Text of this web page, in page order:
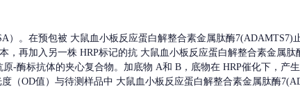
）。在预包被 大鼠血小板反应蛋白解整合素金属肽酶7(ADAMTS7)
，再加入另一株 HRP标记的抗 大鼠血小板反应蛋白解整合素金属肽
原-酶标抗体的夹心复合物。加底物 A和 B，底物在 HRP催化下，产
（OD值）与待测样品中 大鼠血小板反应蛋白解整合素金属肽酶